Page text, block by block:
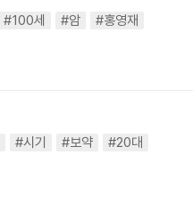
#100세 #암
#홍영재
#시기 #보약
#20대